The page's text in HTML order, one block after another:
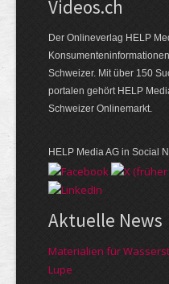
Videos.ch
Der Onlineverlag HELP
Schweizer. Mit über 150
portalen gehört HELP
Schweizer Onlinemarkt.
HELP Media AG in Social
Aktuelle News
Materialien für
Lupe